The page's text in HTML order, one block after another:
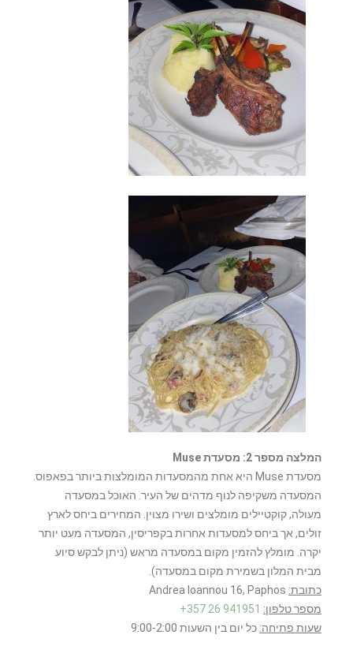
המלצה מספר 2: מסעדת Muse
מסעדת Muse היא אחת מהמסעדות המומלצות ביותר בפאפוס.
המסעדה משקיפה לנוף מדהים של העיר. האוכל במסעדה
מעולה, קוקטיילים מומלצים ושירו מצוין. המחירים ביחס לארץ
זולים, אך ביחס למסעדות אחרות בקפריסין, המסעדה מעט יותר
יקרה. מומלץ להזמין מקום במסעדה מראש (ניתן לבקש סיוע
מבית המלון בשמירת מקום במסעדה).
כתובת:
מספר טלפון: +357 26 941951
שעות פתיחה: כל יום בין השעות 9:00-2:00